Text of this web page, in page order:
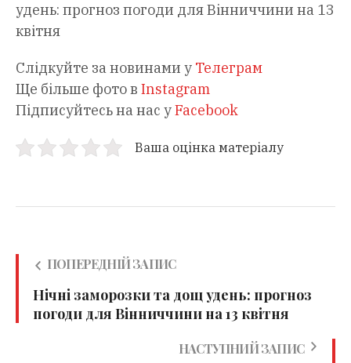
удень: прогноз погоди для Вінниччини на 13
квітня
Слідкуйте за новинами у Телеграм
Ще більше фото в Instagram
Підписуйтесь на нас уFacebook
Ваша оцінка матеріалу
ПОПЕРЕДНІЙ ЗАПИС
Нічні заморозки та дощ удень: прогноз
погоди для Вінниччини на 13 квітня
НАСТУПНИЙ ЗАПИС